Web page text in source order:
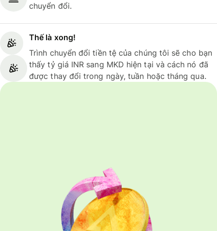
chuyển đổi.
Thế là xong!
Trình chuyển đổi tiền tệ của chúng tôi sẽ cho bạn
thấy tỷ giá INR sang MKD hiện tại và cách nó đã
được thay đổi trong ngày, tuần hoặc tháng qua.